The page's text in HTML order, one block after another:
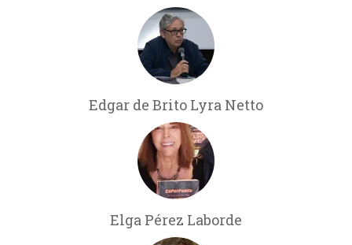
Edgar de Brito Lyra Netto
Elga Pérez Laborde